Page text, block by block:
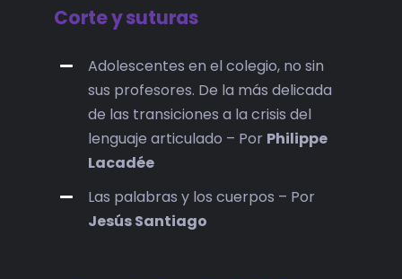
Corte y suturas
Adolescentes en el colegio, no sin
sus profesores. De la más delicada
de las transiciones a la crisis del
lenguaje articulado – Por Philippe
Lacadée
Las palabras y los cuerpos – Por
Jesús Santiago